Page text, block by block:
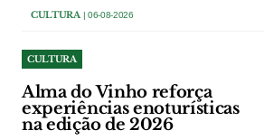
CULTURA| 06-08-2026
CULTURA
Alma do Vinho reforça
experiências enoturísticas
na edição de 2026